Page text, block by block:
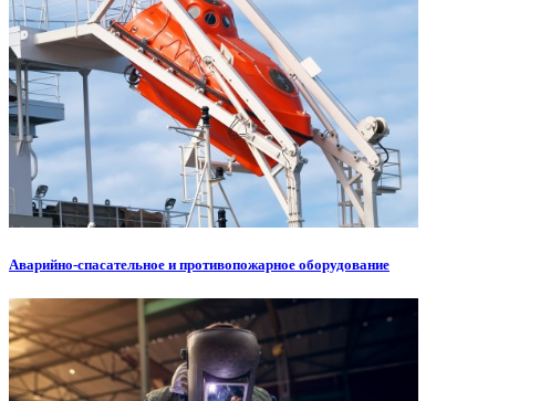
Аварийно-спасательное и противопожарное оборудование